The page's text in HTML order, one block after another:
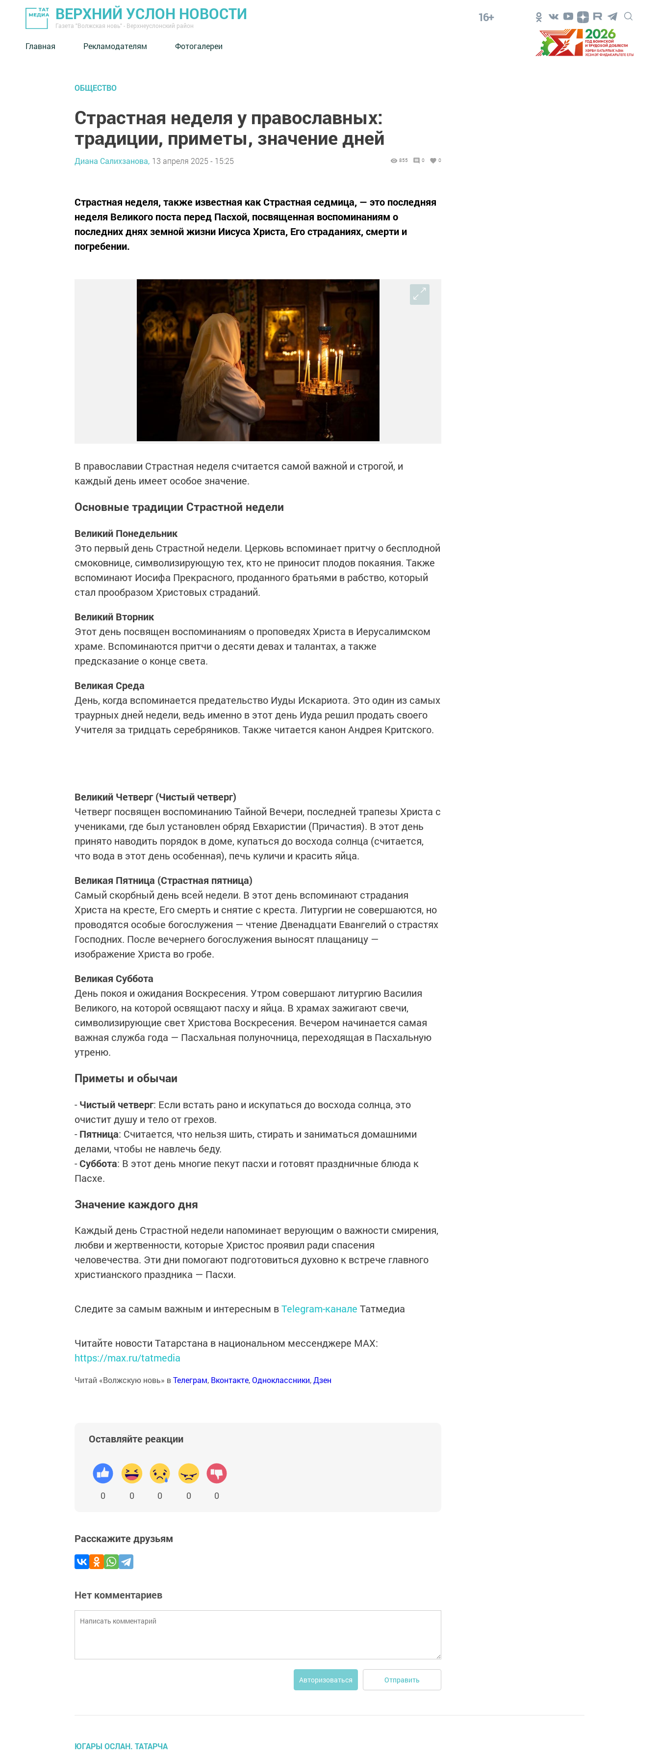
ВЕРХНИЙ УСЛОН НОВОСТИ
Газета "Волжская новь" - Верхнеуслонский район
16+
Главная Рекламодателям Фотогалереи
ОБЩЕСТВО
Страстная неделя у православных:
традиции, приметы, значение дней
Диана Салихзанова, 13 апреля 2025 - 15:25 855 0 0
Страстная неделя, также известная как Страстная седмица, — это последняя
неделя Великого поста перед Пасхой, посвященная воспоминаниям о
последних днях земной жизни Иисуса Христа, Его страданиях, смерти и
погребении.
В православии Страстная неделя считается самой важной и строгой, и
каждый день имеет особое значение.
Основные традиции Страстной недели
Великий Понедельник
Это первый день Страстной недели. Церковь вспоминает притчу о бесплодной
смоковнице, символизирующую тех, кто не приносит плодов покаяния. Также
вспоминают Иосифа Прекрасного, проданного братьями в рабство, который
стал прообразом Христовых страданий.
Великий Вторник
Этот день посвящен воспоминаниям о проповедях Христа в Иерусалимском
храме. Вспоминаются притчи о десяти девах и талантах, а также
предсказание о конце света.
Великая Среда
День, когда вспоминается предательство Иуды Искариота. Это один из самых
траурных дней недели, ведь именно в этот день Иуда решил продать своего
Учителя за тридцать серебряников. Также читается канон Андрея Критского.
Великий Четверг (Чистый четверг)
Четверг посвящен воспоминанию Тайной Вечери, последней трапезы Христа с
учениками, где был установлен обряд Евхаристии (Причастия). В этот день
принято наводить порядок в доме, купаться до восхода солнца (считается,
что вода в этот день особенная), печь куличи и красить яйца.
Великая Пятница (Страстная пятница)
Самый скорбный день всей недели. В этот день вспоминают страдания
Христа на кресте, Его смерть и снятие с креста. Литургии не совершаются, но
проводятся особые богослужения — чтение Двенадцати Евангелий о страстях
Господних. После вечернего богослужения выносят плащаницу —
изображение Христа во гробе.
Великая Суббота
День покоя и ожидания Воскресения. Утром совершают литургию Василия
Великого, на которой освящают пасху и яйца. В храмах зажигают свечи,
символизирующие свет Христова Воскресения. Вечером начинается самая
важная служба года — Пасхальная полуночница, переходящая в Пасхальную
утреню.
Приметы и обычаи
-Чистый четверг: Если встать рано и искупаться до восхода солнца, это
очистит душу и тело от грехов.
-Пятница: Считается, что нельзя шить, стирать и заниматься домашними
делами, чтобы не навлечь беду.
-Суббота: В этот день многие пекут пасхи и готовят праздничные блюда к
Пасхе.
Значение каждого дня
Каждый день Страстной недели напоминает верующим о важности смирения,
любви и жертвенности, которые Христос проявил ради спасения
человечества. Эти дни помогают подготовиться духовно к встрече главного
христианского праздника — Пасхи.
Следите за самым важным и интересным вTelegram-канале Татмедиа
Читайте новости Татарстана в национальном мессенджере MАХ:
https://max.ru/tatmedia
Читай «Волжскую новь» вТелеграм, Вконтакте,Одноклассники,Дзен
Оставляйте реакции
0 0 0 0 0
Расскажите друзьям
Нет комментариев
Авторизоваться Отправить
ЮГАРЫ ОСЛАН. ТАТАРЧА